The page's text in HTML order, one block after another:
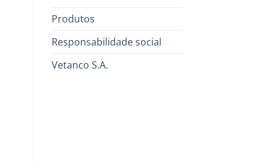
Produtos
Responsabilidade social
Vetanco S.A.